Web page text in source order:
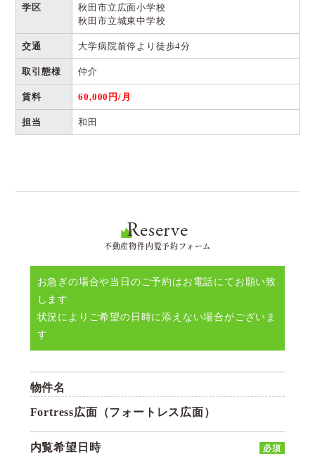
学区
秋田市立広面小学校
秋田市立城東中学校
交通 大学病院前停より徒歩4分
取引態様 仲介
賃料 60,000円/月
担当 和田
Reserve
不動産物件内覧予約フォーム
お急ぎの場合や当日のご予約はお電話にてお願い致
します
状況によりご希望の日時に添えない場合がございま
す
物件名
Fortress広面（フォートレス広面）
内覧希望日時 必須